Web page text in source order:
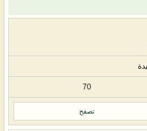
70
تصفح